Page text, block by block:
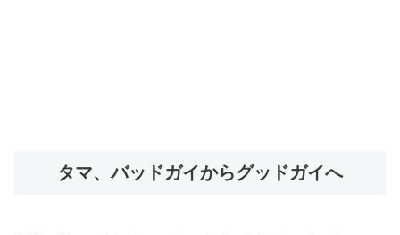
タマ、バッドガイからグッドガイへ